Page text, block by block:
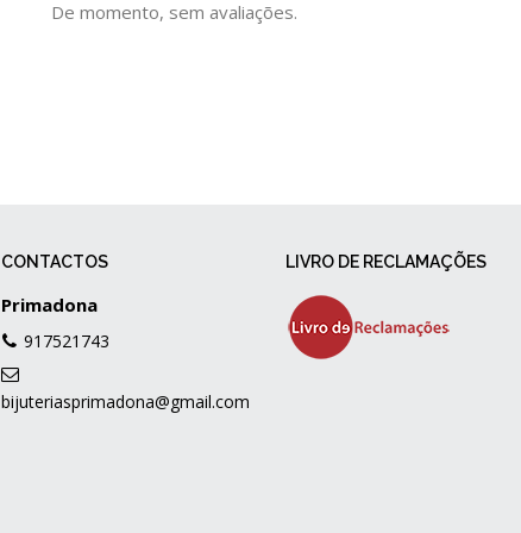
De momento, sem avaliações.
CONTACTOS
Primadona
917521743
bijuteriasprimadona@gmail.com
LIVRO DE RECLAMAÇÕES